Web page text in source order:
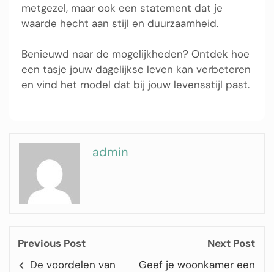
metgezel, maar ook een statement dat je
waarde hecht aan stijl en duurzaamheid.
Benieuwd naar de mogelijkheden? Ontdek hoe
een tasje jouw dagelijkse leven kan verbeteren
en vind het model dat bij jouw levensstijl past.
admin
Previous Post
De voordelen van
Next Post
Geef je woonkamer een